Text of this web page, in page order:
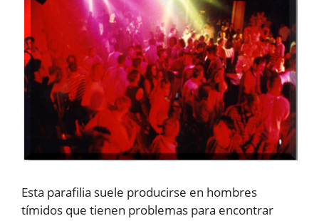
Esta parafilia suele producirse en hombres
tímidos que tienen problemas para encontrar